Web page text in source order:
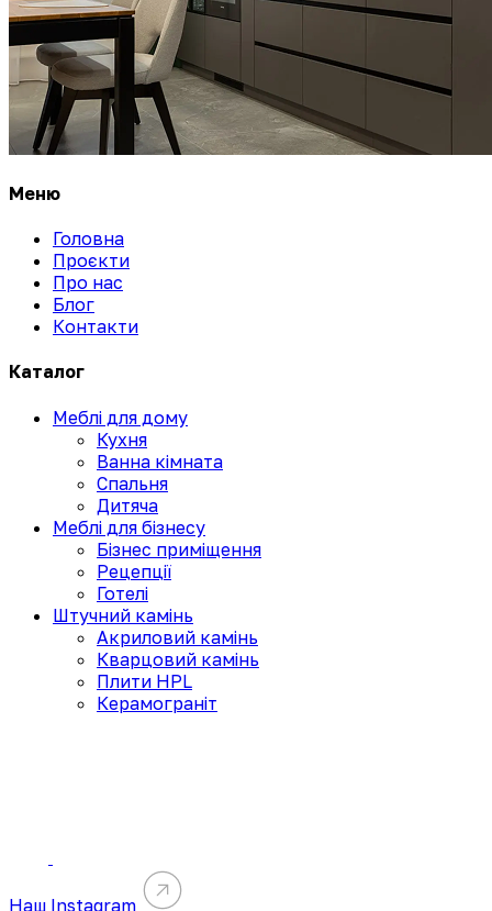
Меню
Головна
Проєкти
Про нас
Блог
Контакти
Каталог
Меблі для дому
Кухня
Ванна кімната
Спальня
Дитяча
Меблі для бізнесу
Бізнес приміщення
Рецепції
Готелі
Штучний камінь
Акриловий камінь
Кварцовий камінь
Плити HPL
Керамограніт
Наш Instagram